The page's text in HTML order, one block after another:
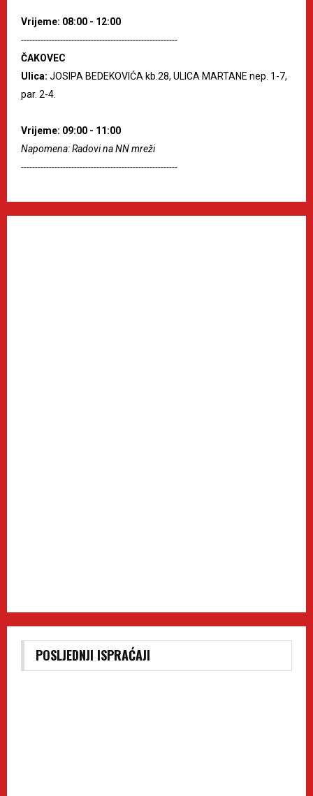
Vrijeme: 08:00 - 12:00
--------------------------------------------------------
ČAKOVEC
Ulica: JOSIPA BEDEKOVIĆA kb.28, ULICA MARTANE nep. 1-7,
par. 2-4.
Vrijeme: 09:00 - 11:00
Napomena: Radovi na NN mreži
--------------------------------------------------------
POSLJEDNJI ISPRAĆAJI